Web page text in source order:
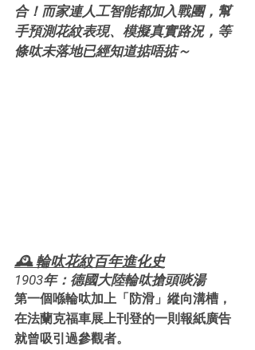
合！而家連人工智能都加入戰團，幫
手預測花紋表現、模擬真實路況，等
條呔未落地已經知道掂唔掂～
🕰️ 輪呔花紋百年進化史
1903年：德國大陸輪呔搶頭啖湯
第一個喺輪呔加上「防滑」縱向溝槽，
在法蘭克福車展上刊登的一則報紙廣告
就曾吸引過參觀者。